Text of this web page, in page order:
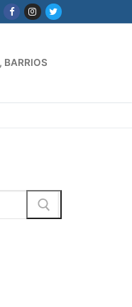
BARRIOS